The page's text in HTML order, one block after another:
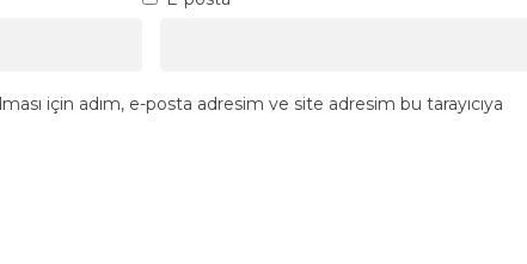
için adım, e-posta adresim ve site adresim bu tarayıcıya